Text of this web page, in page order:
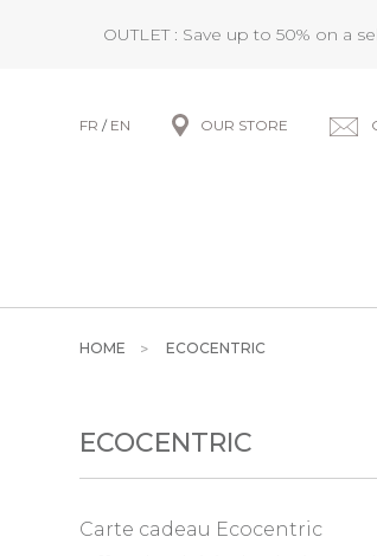
OUTLET : Save up to 50% on a
FR / EN OUR STORE
HOME ECOCENTRIC
ECOCENTRIC
Carte cadeau Ecocentric